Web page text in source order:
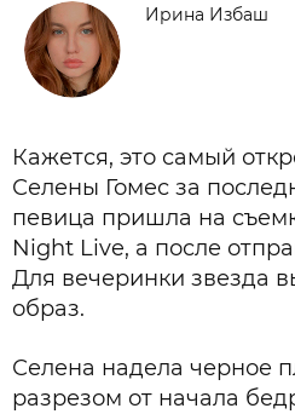
Ирина Избаш
Кажется, это самый
Селены Гомес за
певица пришла на
Night Live, а после
Для вечеринки звезда
образ.
Селена надела черное
разрезом от начала